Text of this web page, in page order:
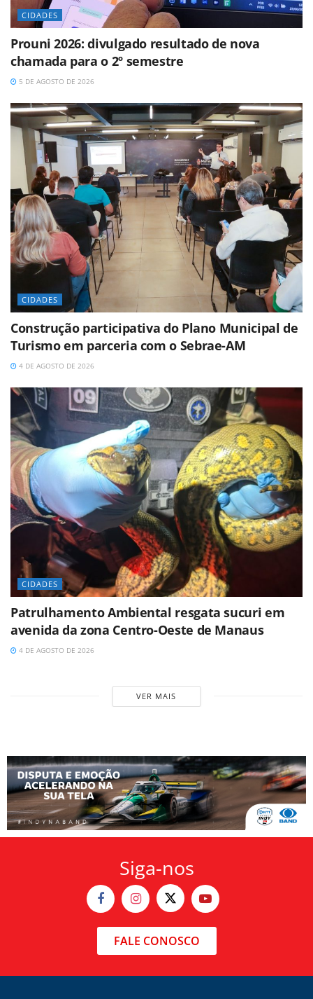
CIDADES
Prouni 2026: divulgado resultado de nova
chamada para o 2º semestre
5 DE AGOSTO DE 2026
CIDADES
Construção participativa do Plano Municipal de
Turismo em parceria com o Sebrae-AM
4 DE AGOSTO DE 2026
CIDADES
Patrulhamento Ambiental resgata sucuri em
avenida da zona Centro-Oeste de Manaus
4 DE AGOSTO DE 2026
VER MAIS
Siga-nos
FALE CONOSCO